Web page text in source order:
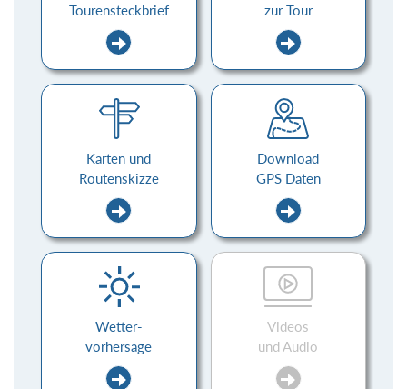
Tourensteckbrief
zur Tour
Karten und
Routenskizze
Download
GPS Daten
Wetter-
vorhersage
Videos
und Audio